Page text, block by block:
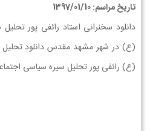
تاریخ مراسم: 1397/01/10
دانلود سخنرانی استاد رائفی پور
(ع) در شهر مشهد مقدس دانلود تحلیل
(ع) رائفی پور تحلیل سیره سیاسی